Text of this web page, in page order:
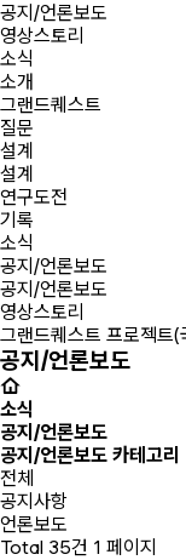
공지/언론보도
영상스토리
소식
소개
그랜드퀘스트
질문
설계
설계
연구도전
기록
소식
공지/언론보도
공지/언론보도
영상스토리
그랜드퀘스트 프로젝트
공지/언론보도
소식
공지/언론보도
공지/언론보도 카테고리
전체
공지사항
언론보도
Total 35건 1 페이지